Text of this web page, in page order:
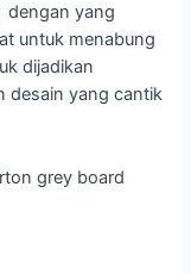
dengan yang
untuk menabung
dijadikan
desain yang cantik
grey board